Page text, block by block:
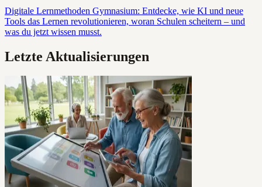
Digitale Lernmethoden Gymnasium: Entdecke, wie KI und neue
Tools das Lernen revolutionieren, woran Schulen scheitern – und
was du jetzt wissen musst.
Letzte Aktualisierungen